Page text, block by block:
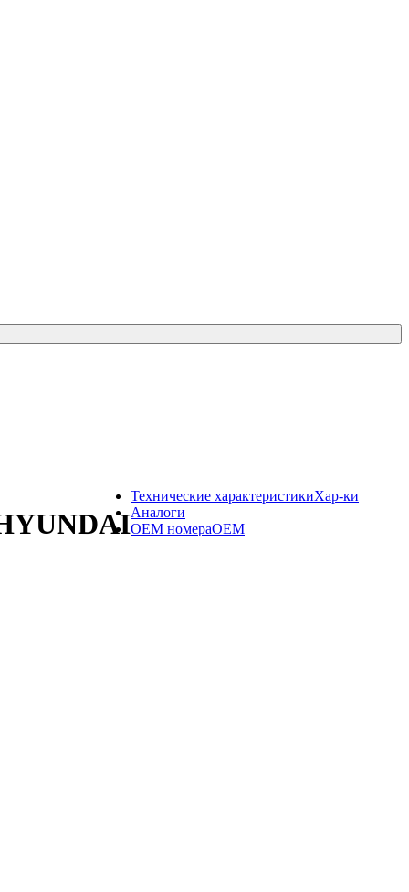
Технические характеристикиХар-ки
Аналоги
OEM номераOEM